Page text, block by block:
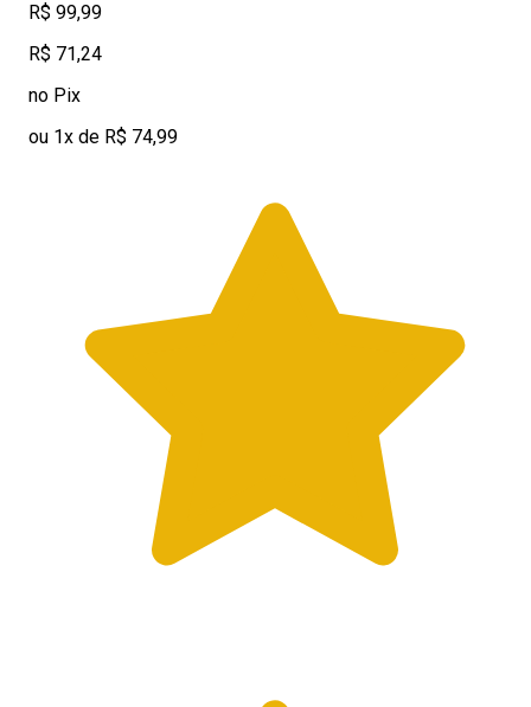
R$ 99,99
R$ 71,24
no Pix
ou 1x de R$ 74,99